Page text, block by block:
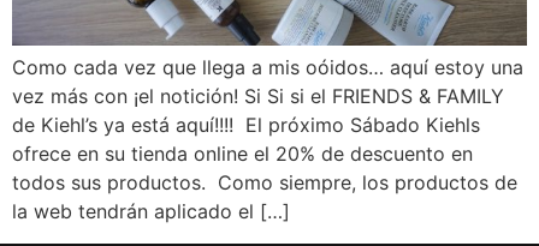
Como cada vez que llega a mis oóidos… aquí estoy una
vez más con ¡el notición! Si Si si el FRIENDS & FAMILY
de Kiehl’s ya está aquí!!!! El próximo Sábado Kiehls
ofrece en su tienda online el 20% de descuento en
todos sus productos. Como siempre, los productos de
la web tendrán aplicado el […]